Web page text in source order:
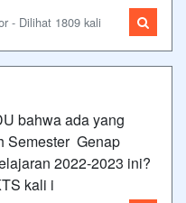
- Dilihat 1809 kali
bahwa ada yang
Semester Genap
2022-2023 ini?
kali i